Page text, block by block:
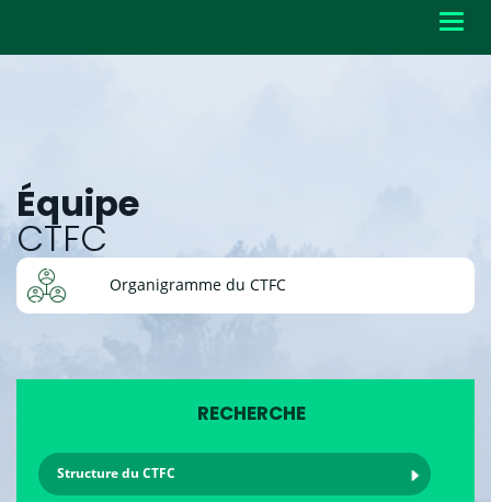
Équipe
CTFC
Organigramme du CTFC
RECHERCHE
Structure du CTFC